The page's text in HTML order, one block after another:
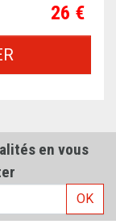
Prix
26 €
en vous
OK